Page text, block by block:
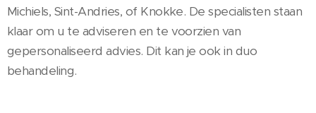
Michiels, Sint-Andries, of Knokke. De specialisten staan
klaar om u te adviseren en te voorzien van
gepersonaliseerd advies. Dit kan je ook in duo
behandeling.